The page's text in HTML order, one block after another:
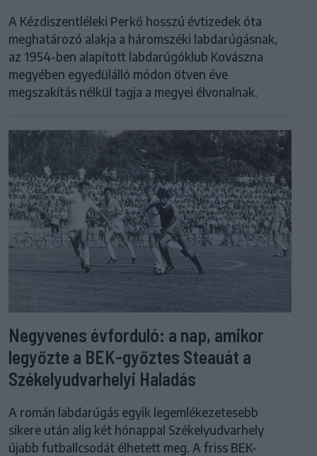
A Kézdiszentléleki Perkő hosszú évtizedek óta
meghatározó alakja a háromszéki labdarúgásnak,
az 1954-ben alapított labdarúgóklub Kovászna
megyében egyedülálló módon ötven éve
megszakítás nélkül tagja a megyei élvonalnak.
Negyvenes évforduló: a nap, amikor
legyőzte a BEK-győztes Steauát a
Székelyudvarhelyi Haladás
A román labdarúgás egyik legemlékezetesebb
sikere után alig két hónappal Székelyudvarhely
újabb futballcsodát élhetett meg. A friss BEK-